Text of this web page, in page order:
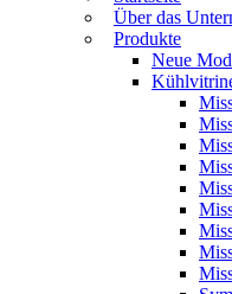
Über das
Produkte
Neue